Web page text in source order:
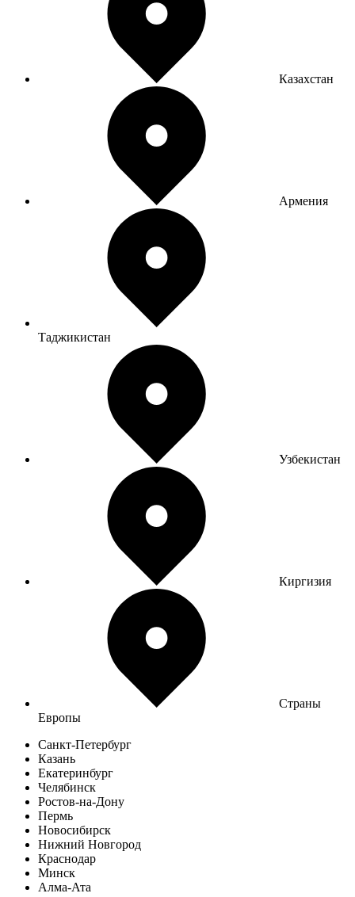
Казахстан
Армения
Таджикистан
Узбекистан
Киргизия
Страны
Европы
Санкт-Петербург
Казань
Екатеринбург
Челябинск
Ростов-на-Дону
Пермь
Новосибирск
Нижний Новгород
Краснодар
Минск
Алма-Ата